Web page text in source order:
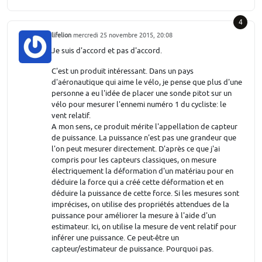
4
lifelion mercredi 25 novembre 2015, 20:08
Je suis d'accord et pas d'accord.
C'est un produit intéressant. Dans un pays
d'aéronautique qui aime le vélo, je pense que plus d'une
personne a eu l'idée de placer une sonde pitot sur un
vélo pour mesurer l'ennemi numéro 1 du cycliste: le
vent relatif.
A mon sens, ce produit mérite l'appellation de capteur
de puissance. La puissance n'est pas une grandeur que
l'on peut mesurer directement. D'après ce que j'ai
compris pour les capteurs classiques, on mesure
électriquement la déformation d'un matériau pour en
déduire la force qui a créé cette déformation et en
déduire la puissance de cette force. Si les mesures sont
imprécises, on utilise des propriétés attendues de la
puissance pour améliorer la mesure à l'aide d'un
estimateur. Ici, on utilise la mesure de vent relatif pour
inférer une puissance. Ce peut-être un
capteur/estimateur de puissance. Pourquoi pas.